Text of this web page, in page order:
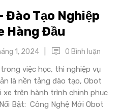
Đào Tạo Nghiệp
Hàng Đầu
1, 2024 0 Bình luận
việc học, thi nghiệp vụ
là nền tảng đào tạo, Obot
xe trên hành trình chinh phục
Bật: Công Nghệ Mới Obot